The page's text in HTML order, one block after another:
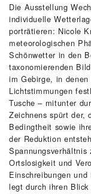
Die Ausstellung
individuelle
porträtieren: Nicole
meteorologischen
Schönwetter in den
taxonomierenden
im Gebirge, in
Lichtstimmungen
Tusche – mitunter
Zeichnens spürt der,
Bedingtheit sowie
der Reduktion
Ortslosigkeit und
Einschreibungen
legt durch ihren